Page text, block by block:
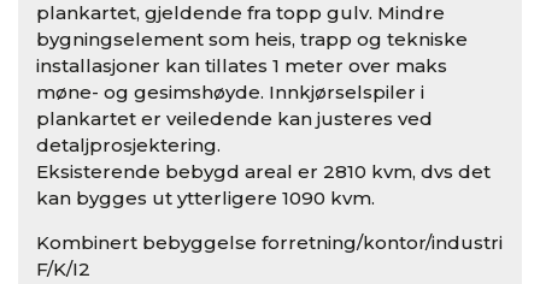
plankartet, gjeldende fra topp gulv. Mindre
bygningselement som heis, trapp og tekniske
installasjoner kan tillates 1 meter over maks
møne- og gesimshøyde. Innkjørselspiler i
plankartet er veiledende kan justeres ved
detaljprosjektering.
Eksisterende bebygd areal er 2810 kvm, dvs det
kan bygges ut ytterligere 1090 kvm.
Kombinert bebyggelse forretning/kontor/industri
F/K/I2